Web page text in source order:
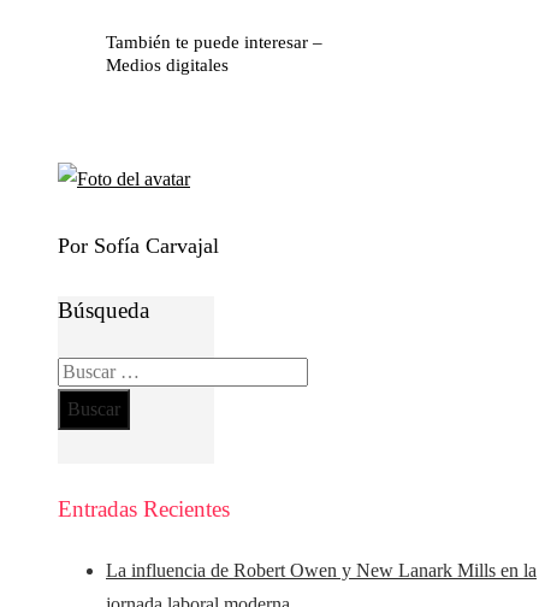
También te puede interesar –
Medios digitales
Por Sofía Carvajal
Búsqueda
Buscar:
Entradas Recientes
La influencia de Robert Owen y New Lanark Mills en la